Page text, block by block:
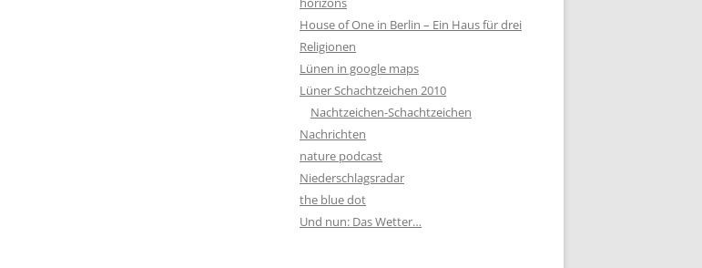
House of One in Berlin – Ein Haus für drei
Religionen
Lünen in google maps
Lüner Schachtzeichen 2010
Nachtzeichen-Schachtzeichen
Nachrichten
nature podcast
Niederschlagsradar
the blue dot
Und nun: Das Wetter…